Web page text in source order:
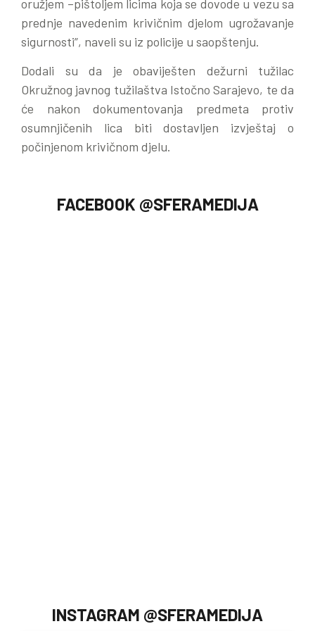
oružjem –pištoljem licima koja se dovode u vezu sa
prednje navedenim krivičnim djelom ugrožavanje
sigurnosti”, naveli su iz policije u saopštenju.
Dodali su da je obaviješten dežurni tužilac
Okružnog javnog tužilaštva Istočno Sarajevo, te da
će nakon dokumentovanja predmeta protiv
osumnjičenih lica biti dostavljen izvještaj o
počinjenom krivičnom djelu.
FACEBOOK @SFERAMEDIJA
INSTAGRAM @SFERAMEDIJA